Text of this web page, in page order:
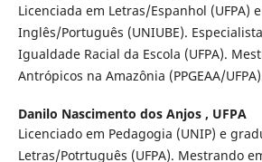
Licenciada em Letras/Espanhol (UFPA)
Inglês/Português (UNIUBE).
Igualdade Racial da Escola (UFPA).
Antrópicos na Amazônia (PPGEAA/
Danilo Nascimento dos Anjos , UFPA
Licenciado em Pedagogia (UNIP) e
Letras/Potrtuguês (UFPA). Mestrando